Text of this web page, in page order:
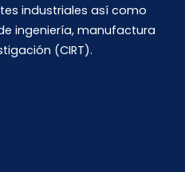
industriales así como
ingeniería, manufactura
(CIRT).